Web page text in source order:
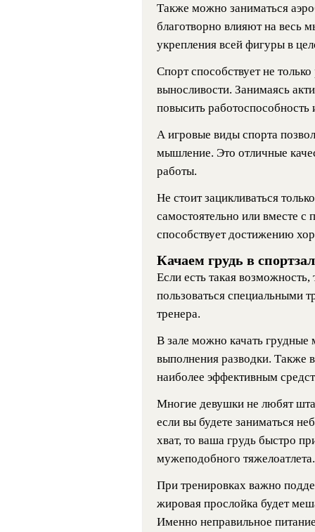
Также можно заниматься
благотворно влияют на весь
укрепления всей фигуры в
Спорт способствует не
выносливости. Занимаясь
повысить
А игровые виды спорта
мышление. Это отличные
работы.
Не стоит зацикливаться
самостоятельно или вместе
способствует достижению
Качаем грудь в
Если есть такая
пользоваться специальными
тренера.
В зале можно качать
выполнения разводки. Также
наиболее эффективным
Многие девушки не любят
если вы будете заниматься
хват, то ваша грудь быстро
мужеподобного тяжелоатлета.
При тренировках важно
жировая прослойка будет
Именно неправильное